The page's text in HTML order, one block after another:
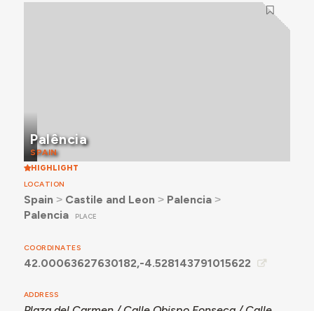
Palência
SPAIN
HIGHLIGHT
LOCATION
Spain ˃ Castile and Leon ˃ Palencia˃
Palencia
PLACE
COORDINATES
42.00063627630182,-4.528143791015622
ADDRESS